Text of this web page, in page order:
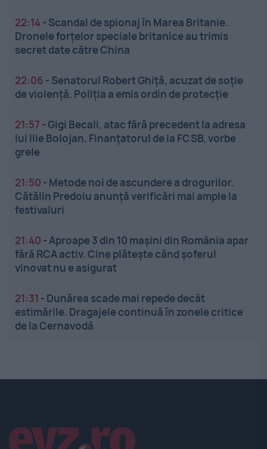
22:14- Scandal de spionaj în Marea Britanie.
Dronele forțelor speciale britanice au trimis
secret date către China
22:06 - Senatorul Robert Ghiță, acuzat de soție
de violență. Poliția a emis ordin de protecție
21:57 -Gigi Becali, atac fără precedent la adresa
lui Ilie Bolojan. Finanțatorul de la FCSB, vorbe
grele
21:50 - Metode noi de ascundere a drogurilor.
Cătălin Predoiu anunță verificări mai ample la
festivaluri
21:40 -Aproape 3 din 10 mașini din România apar
fără RCA activ. Cine plătește când șoferul
vinovat nu e asigurat
21:31 - Dunărea scade mai repede decât
estimările. Dragajele continuă în zonele critice
de la Cernavodă
Linkuri utile